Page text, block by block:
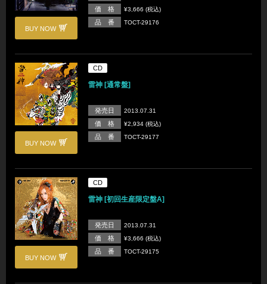
BUY NOW
価 格 ¥3,666 (税込)
品 番 TOCT-29176
BUY NOW
CD
雷神 [通常盤]
発売日 2013.07.31
価 格 ¥2,934 (税込)
品 番 TOCT-29177
BUY NOW
CD
雷神 [初回生産限定盤A]
発売日 2013.07.31
価 格 ¥3,666 (税込)
品 番 TOCT-29175